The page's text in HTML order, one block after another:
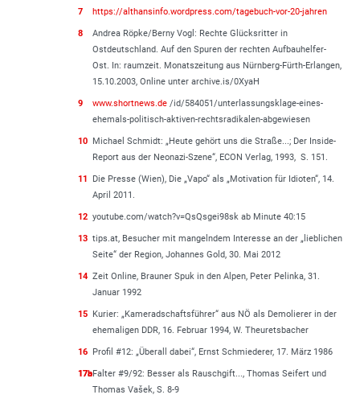
7 https://althansinfo.wordpress.com/tagebuch-vor-20-jahren
8
Andrea Röpke/Berny Vogl: Rechte Glücksritter in
Ostdeutschland. Auf den Spuren der rechten Aufbauhelfer-
Ost. In: raumzeit. Monatszeitung aus Nürnberg-Fürth-Erlangen,
15.10.2003, Online unter archive.is/0XyaH
9 www.shortnews.de/id/584051/unterlassungsklage-eines-
ehemals-politisch-aktiven-rechtsradikalen-abgewiesen
10 Michael Schmidt: „Heute gehört uns die Straße...; Der Inside-
Report aus der Neonazi-Szene“, ECON Verlag, 1993, S. 151.
11
Die Presse (Wien), Die „Vapo“ als „Motivation für Idioten“, 14.
April 2011.
12 youtube.com/watch?v=QsQsgei98sk ab Minute 40:15
13 tips.at, Besucher mit mangelndem Interesse an der „lieblichen
Seite“ der Region, Johannes Gold, 30. Mai 2012
14 Zeit Online, Brauner Spuk in den Alpen, Peter Pelinka, 31.
Januar 1992
15 Kurier: „Kameradschaftsführer“ aus NÖ als Demolierer in der
ehemaligen DDR, 16. Februar 1994, W. Theuretsbacher
16 Profil #12: „Überall dabei“, Ernst Schmiederer, 17. März 1986
17a
17bFalter #9/92: Besser als Rauschgift..., Thomas Seifert und
Thomas Vašek, S. 8-9